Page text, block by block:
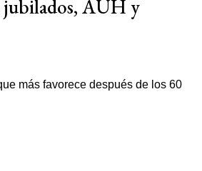
jubilados, AUH y